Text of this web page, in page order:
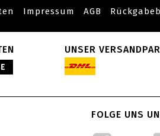
Impressum AGB
UNSER
FOLGE UNS